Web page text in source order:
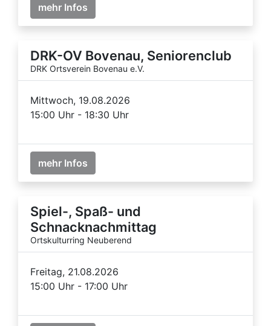
mehr Infos
DRK-OV Bovenau, Seniorenclub
DRK Ortsverein Bovenau e.V.
Mittwoch, 19.08.2026
15:00 Uhr - 18:30 Uhr
mehr Infos
Spiel-, Spaß- und
Schnacknachmittag
Ortskulturring Neuberend
Freitag, 21.08.2026
15:00 Uhr - 17:00 Uhr